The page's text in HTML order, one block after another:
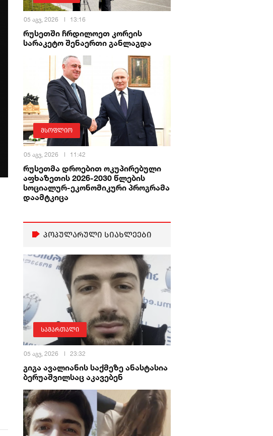
05 აგვ, 2026 13:16
რუსეთში ჩრდილოეთ კორეის
სარაკეტო შენაერთი განლაგდა
მსოფლიო
05 აგვ, 2026 11:42
რუსეთმა დროებით ოკუპირებული
აფხაზეთის 2026-2030 წლების
სოციალურ-ეკონომიკური პროგრამა
დაამტკიცა
პოპულარული სიახლეები
სამართალი
05 აგვ, 2026 23:32
გიგა ავალიანის საქმეზე ანასტასია
ბერუაშვილსაც აკავებენ